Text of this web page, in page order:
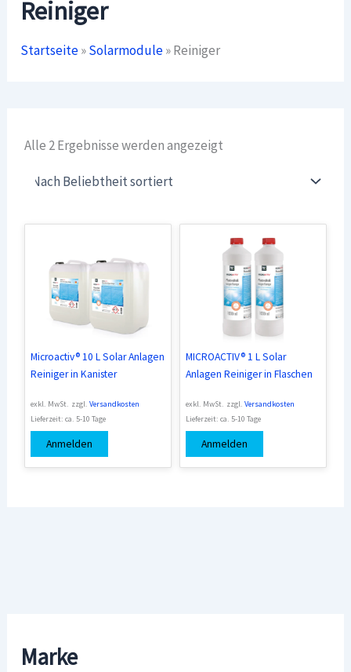
Marke
Reiniger
Startseite»Solarmodule»Reiniger
Alle 2 Ergebnisse werden angezeigt
Microactiv® 10 L Solar Anlagen
Reiniger in Kanister
exkl. MwSt. zzgl.Versandkosten
Lieferzeit:ca. 5-10 Tage
Anmelden
MICROACTIV® 1 L Solar
Anlagen Reiniger in Flaschen
exkl. MwSt. zzgl. Versandkosten
Lieferzeit: ca. 5-10 Tage
Anmelden